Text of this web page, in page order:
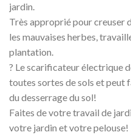
jardin.
Très approprié pour creuser
les mauvaises herbes,
plantation.
? Le scarificateur électrique
toutes sortes de sols et peut
du desserrage du sol!
Faites de votre travail de
votre jardin et votre pelouse!